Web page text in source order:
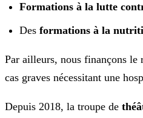
Formations à la lutte
Des formations à la
Par ailleurs, nous finançons le
cas graves nécessitant une
Depuis 2018, la troupe de